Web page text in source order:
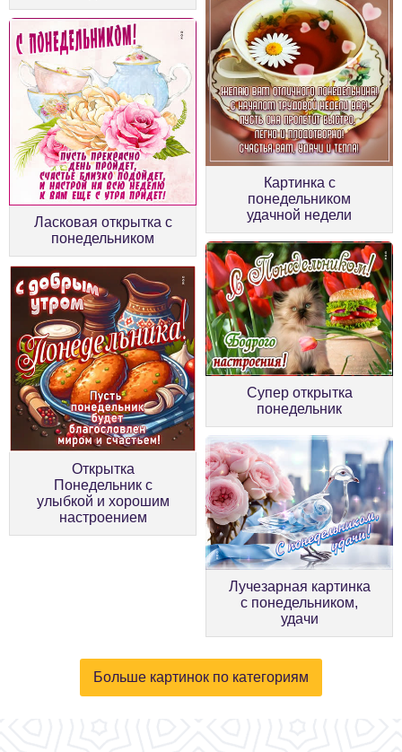
Картинка с
понедельником
удачной недели
Ласковая открытка с
понедельником
Супер открытка
понедельник
Открытка
Понедельник с
улыбкой и хорошим
настроением
Лучезарная картинка
с понедельником,
удачи
Больше картинок по категориям